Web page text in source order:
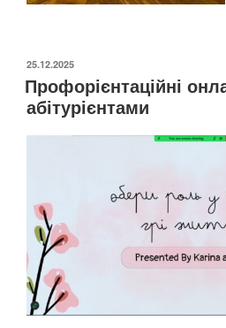
ОПУБЛІКОВАНО
25.12.2025
Профорієнтаційні
абітурієнтами